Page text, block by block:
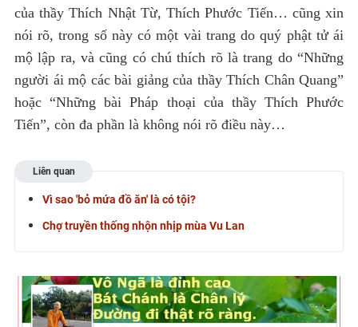
của thầy Thích Nhật Từ, Thích Phước Tiến… cũng xin
nói rõ, trong số này có một vài trang do quý phật tử ái
mộ lập ra, và cũng có chú thích rõ là trang do “Những
người ái mộ các bài giảng của thầy Thích Chân Quang”
hoặc “Những bài Pháp thoại của thầy Thích Phước
Tiến”, còn đa phần là không nói rõ điều này…
Liên quan
Vì sao 'bỏ mứa đồ ăn' là có tội?
Chợ truyền thống nhộn nhịp mùa Vu Lan